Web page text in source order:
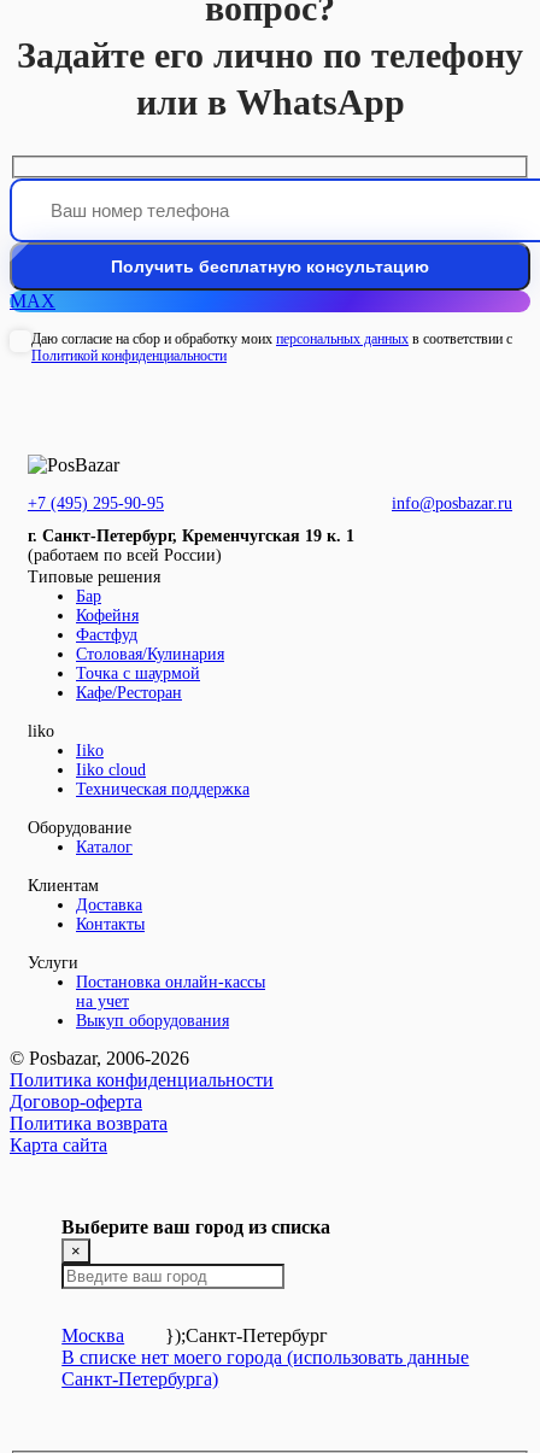
Задайте его лично по телефону
или в WhatsApp
MAX
Даю согласие на сбор и обработку моих персональных данных в соответствии с
Политикой конфиденциальности
+7 (495) 295-90-95
info@posbazar.ru
г. Санкт-Петербург, Кременчугская 19 к. 1
(работаем по всей России)
Типовые решения
Бар
Кофейня
Фастфуд
Столовая/Кулинария
Точка с шаурмой
Кафе/Ресторан
liko
Iiko
Iiko cloud
Техническая поддержка
Оборудование
Каталог
Клиентам
Доставка
Контакты
Услуги
Постановка онлайн-кассы
на учет
Выкуп оборудования
© Posbazar, 2006-2026
Политика конфиденциальности
Договор-оферта
Политика возврата
Карта сайта
Выберите ваш город из списка
×
Москва });Санкт-Петербург
В списке нет моего города (использовать данные
Санкт-Петербурга)